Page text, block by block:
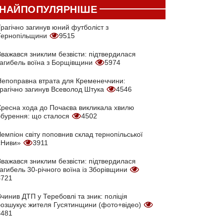
НАЙПОПУЛЯРНІШЕ
загинув юний футболіст з
9515
зниклим безвісти: підтвердилася
воїна з Борщівщини
5974
втрата для Кременеччини:
загинув Всеволод Штука
4546
хода до Почаєва викликала хвилю
що сталося
4502
світу поповнив склад тернопільської
3911
зниклим безвісти: підтвердилася
30-річного воїна із Зборівщини
ДТП у Теребовлі та зник: поліція
жителя Гусятинщини (фото+відео)